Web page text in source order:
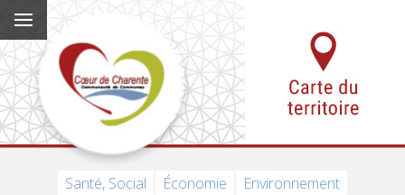
Santé, Social Économie
Environnement